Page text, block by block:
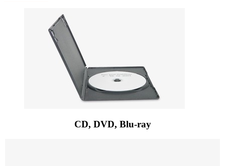
CD, DVD, Blu-ray